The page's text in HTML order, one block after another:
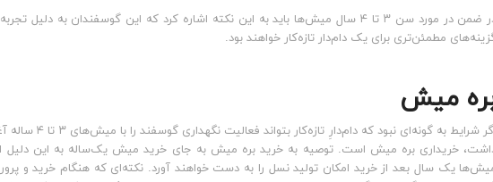
در ضمن در مورد سن ۳ تا ۴ سال میش‌ها باید به این نکته اشاره کرد که این گوسفندان به
مطمئن‌تری برای یک دام‌دار تازه‌کار خواهند بود.
ه میش
اگر شرایط به
خریداری بره میش است. توصیه به خرید بره میش به جای خرید میش یک‌ساله به این دلیل
یک سال بعد از خرید امکان تولید نسل را به دست خواهند آورد. نکته‌ای که هنگام خرید و